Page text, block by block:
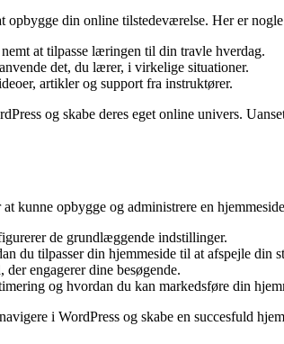
din online tilstedeværelse. Her er
at tilpasse læringen til din travle hverdag.
det, du lærer, i virkelige situationer.
artikler og support fra instruktører.
og skabe deres eget online univers.
kunne opbygge og administrere en
de grundlæggende indstillinger.
du tilpasser din hjemmeside til at afspejle din
engagerer dine besøgende.
og hvordan du kan markedsføre din
i WordPress og skabe en succesfuld